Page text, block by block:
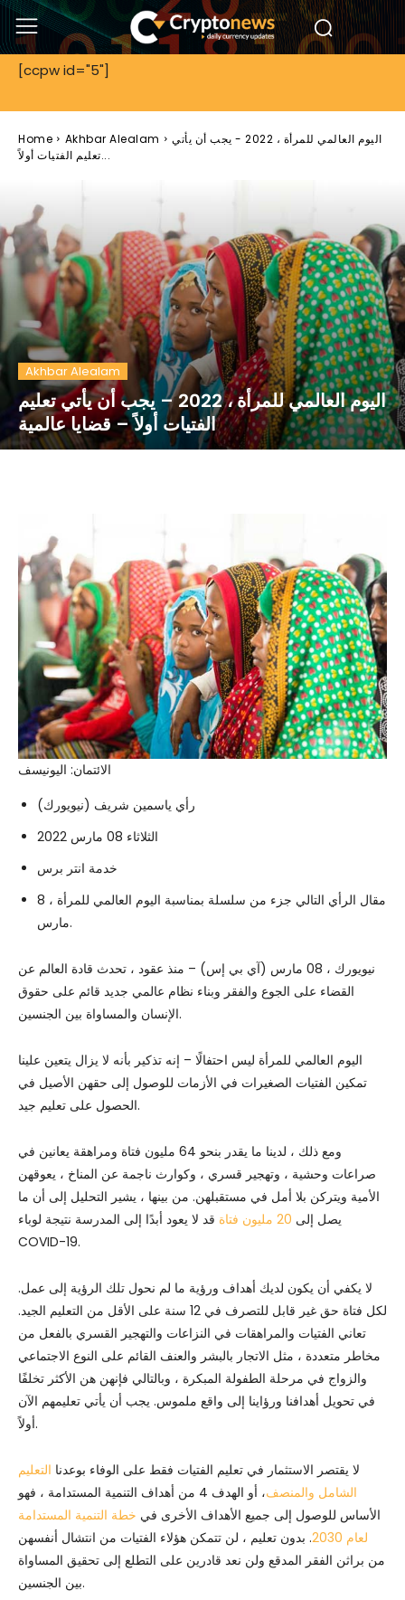
[ccpw id="5"]
Home Akhbar Alealam
اليوم العالمي للمرأة ، 2022 - يجب أن يأتي
تعليم الفتيات أولاً...
Akhbar Alealam
اليوم العالمي للمرأة ، 2022 – يجب أن يأتي تعليم
الفتيات أولاً – قضايا عالمية
الائتمان: اليونيسف
رأي ياسمين شريف (نيويورك)
الثلاثاء 08 مارس 2022
خدمة انتر برس
مقال الرأي التالي جزء من سلسلة بمناسبة اليوم العالمي للمرأة ، 8
مارس.
نيويورك ، 08 مارس (آي بي إس) – منذ عقود ، تحدث قادة العالم عن
القضاء على الجوع والفقر وبناء نظام عالمي جديد قائم على حقوق
الإنسان والمساواة بين الجنسين.
اليوم العالمي للمرأة ليس احتفالًا – إنه تذكير بأنه لا يزال يتعين علينا
تمكين الفتيات الصغيرات في الأزمات للوصول إلى حقهن الأصيل في
الحصول على تعليم جيد.
ومع ذلك ، لدينا ما يقدر بنحو 64 مليون فتاة ومراهقة يعانين في
صراعات وحشية ، وتهجير قسري ، وكوارث ناجمة عن المناخ ، يعوقهن
الأمية ويتركن بلا أمل في مستقبلهن. من بينها ، يشير التحليل إلى أن ما
يصل إلى 20 مليون فتاة
قد لا يعود أبدًا إلى المدرسة نتيجة لوباء
COVID-19.
لا يكفي أن يكون لديك أهداف ورؤية ما لم نحول تلك الرؤية إلى عمل.
لكل فتاة حق غير قابل للتصرف في 12 سنة على الأقل من التعليم الجيد.
تعاني الفتيات والمراهقات في النزاعات والتهجير القسري بالفعل من
مخاطر متعددة ، مثل الاتجار بالبشر والعنف القائم على النوع الاجتماعي
والزواج في مرحلة الطفولة المبكرة ، وبالتالي فإنهن هن الأكثر تخلفًا
في تحويل أهدافنا ورؤاينا إلى واقع ملموس. يجب أن يأتي تعليمهم الآن
أولاً.
لا يقتصر الاستثمار في تعليم الفتيات فقط على الوفاء بوعدنا التعليم
الشامل والمنصف
، أو الهدف 4 من أهداف التنمية المستدامة ، فهو
الأساس للوصول إلى جميع الأهداف الأخرى في خطة التنمية المستدامة
لعام 2030
. بدون تعليم ، لن تتمكن هؤلاء الفتيات من انتشال أنفسهن
من براثن الفقر المدقع ولن نعد قادرين على التطلع إلى تحقيق المساواة
بين الجنسين.